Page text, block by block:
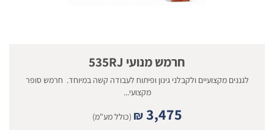
חרמש מנועי 535RJ
לגננים מקצועיים ולקבלני גינון ופיתוח לעבודה קשה במיוחד. חרמש סופר
מקצועי...
₪ 3,475
(כולל מע"מ)